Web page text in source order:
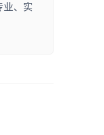
业、实